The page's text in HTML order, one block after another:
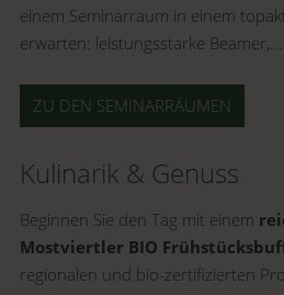
einem Seminarraum in einem
erwarten: leistungsstarke Beamer,...
ZU DEN SEMINARRÄUMEN
Kulinarik & Genuss
Beginnen Sie den Tag mit einem
Mostviertler BIO
regionalen und bio-zertifizierten